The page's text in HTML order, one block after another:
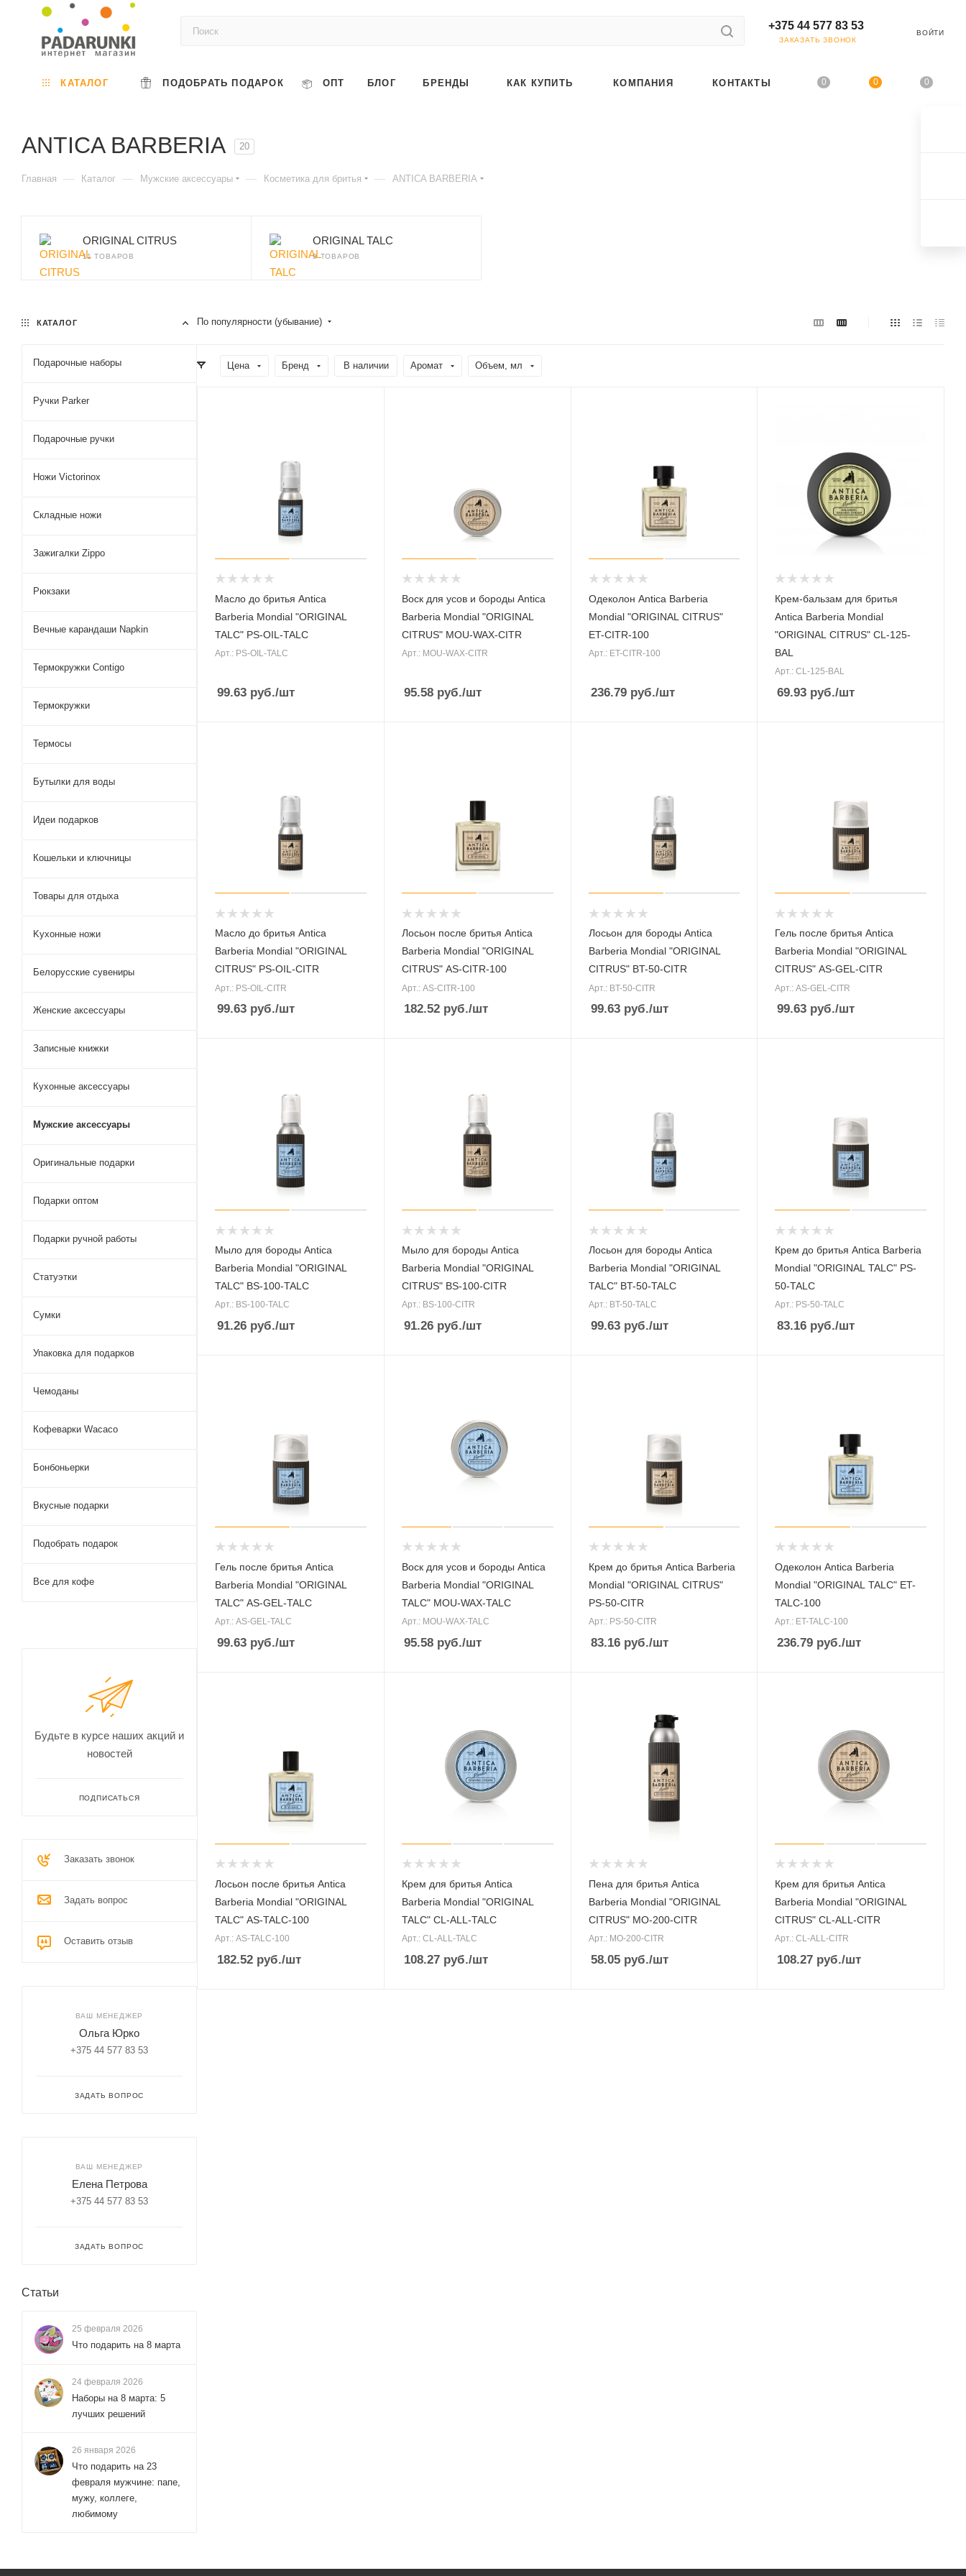
+375 44 577 83 53
ЗАКАЗАТЬ ЗВОНОК
ВОЙТИ
0 0 0
КАТАЛОГ ПОДОБРАТЬ ПОДАРОК ОПТ БЛОГ БРЕНДЫ КАК КУПИТЬ КОМПАНИЯ КОНТАКТЫ
ANTICA BARBERIA 20
Главная — Каталог — Мужские аксессуары — Косметика для бритья — ANTICA BARBERIA
ORIGINAL CITRUS
11 ТОВАРОВ
ORIGINAL TALC
9 ТОВАРОВ
По популярности (убывание)
Цена Бренд В наличии Аромат Объем, мл
Масло до бритья Antica
Barberia Mondial "ORIGINAL
TALC" PS-OIL-TALC
Арт.: PS-OIL-TALC
99.63 руб./шт
Воск для усов и бороды Antica
Barberia Mondial "ORIGINAL
CITRUS" MOU-WAX-CITR
Арт.: MOU-WAX-CITR
95.58руб./шт
Одеколон Antica Barberia
Mondial "ORIGINAL CITRUS"
ET-CITR-100
Арт.: ET-CITR-100
236.79руб./шт
Крем-бальзам для бритья
Antica Barberia Mondial
"ORIGINAL CITRUS" CL-125-
BAL
Арт.: CL-125-BAL
69.93 руб./шт
Масло до бритья Antica
Barberia Mondial "ORIGINAL
CITRUS" PS-OIL-CITR
Арт.: PS-OIL-CITR
99.63 руб./шт
Лосьон после бритья Antica
Barberia Mondial "ORIGINAL
CITRUS" AS-CITR-100
Арт.: AS-CITR-100
182.52руб./шт
Лосьон для бороды Antica
Barberia Mondial "ORIGINAL
CITRUS" BT-50-CITR
Арт.: BT-50-CITR
99.63руб./шт
Гель после бритья Antica
Barberia Mondial "ORIGINAL
CITRUS" AS-GEL-CITR
Арт.: AS-GEL-CITR
99.63 руб./шт
Мыло для бороды Antica
Barberia Mondial "ORIGINAL
TALC" BS-100-TALC
Арт.: BS-100-TALC
91.26 руб./шт
Мыло для бороды Antica
Barberia Mondial "ORIGINAL
CITRUS" BS-100-CITR
Арт.: BS-100-CITR
91.26руб./шт
Лосьон для бороды Antica
Barberia Mondial "ORIGINAL
TALC" BT-50-TALC
Арт.: BT-50-TALC
99.63руб./шт
Крем до бритья Antica Barberia
Mondial "ORIGINAL TALC" PS-
50-TALC
Арт.: PS-50-TALC
83.16 руб./шт
Гель после бритья Antica
Barberia Mondial "ORIGINAL
TALC" AS-GEL-TALC
Арт.: AS-GEL-TALC
99.63 руб./шт
Воск для усов и бороды Antica
Barberia Mondial "ORIGINAL
TALC" MOU-WAX-TALC
Арт.: MOU-WAX-TALC
95.58руб./шт
Крем до бритья Antica Barberia
Mondial "ORIGINAL CITRUS"
PS-50-CITR
Арт.: PS-50-CITR
83.16руб./шт
Одеколон Antica Barberia
Mondial "ORIGINAL TALC" ET-
TALC-100
Арт.: ET-TALC-100
236.79 руб./шт
Лосьон после бритья Antica
Barberia Mondial "ORIGINAL
TALC" AS-TALC-100
Арт.: AS-TALC-100
182.52 руб./шт
Крем для бритья Antica
Barberia Mondial "ORIGINAL
TALC" CL-ALL-TALC
Арт.: CL-ALL-TALC
108.27руб./шт
Пена для бритья Antica
Barberia Mondial "ORIGINAL
CITRUS" MO-200-CITR
Арт.: MO-200-CITR
58.05руб./шт
Крем для бритья Antica
Barberia Mondial "ORIGINAL
CITRUS" CL-ALL-CITR
Арт.: CL-ALL-CITR
108.27 руб./шт
КАТАЛОГ
Подарочные наборы
Ручки Parker
Подарочные ручки
Ножи Victorinox
Складные ножи
Зажигалки Zippo
Рюкзаки
Вечные карандаши Napkin
Термокружки Contigo
Термокружки
Термосы
Бутылки для воды
Идеи подарков
Кошельки и ключницы
Товары для отдыха
Kухонные ножи
Белорусские сувениры
Женские аксессуары
Записные книжки
Кухонные аксессуары
Мужские аксессуары
Оригинальные подарки
Подарки оптом
Подарки ручной работы
Статуэтки
Сумки
Упаковка для подарков
Чемоданы
Кофеварки Wacaco
Бонбоньерки
Вкусные подарки
Подобрать подарок
Все для кофе
Будьте в курсе наших акций и
новостей
ПОДПИСАТЬСЯ
Заказать звонок
Задать вопрос
Оставить отзыв
ВАШ МЕНЕДЖЕР
Ольга Юрко
+375 44 577 83 53
ЗАДАТЬ ВОПРОС
ВАШ МЕНЕДЖЕР
Елена Петрова
+375 44 577 83 53
ЗАДАТЬ ВОПРОС
Статьи
25 февраля 2026
Что подарить на 8 марта
24 февраля 2026
Наборы на 8 марта: 5
лучших решений
26 января 2026
Что подарить на 23
февраля мужчине: папе,
мужу, коллеге,
любимому